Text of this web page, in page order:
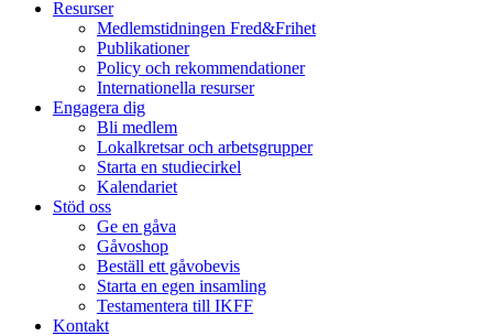
Resurser
Medlemstidningen Fred&Frihet
Publikationer
Policy och rekommendationer
Internationella resurser
Engagera dig
Bli medlem
Lokalkretsar och arbetsgrupper
Starta en studiecirkel
Kalendariet
Stöd oss
Ge en gåva
Gåvoshop
Beställ ett gåvobevis
Starta en egen insamling
Testamentera till IKFF
Kontakt